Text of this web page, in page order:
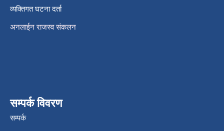
व्यक्तिगत घटना दर्ता
अनलाईन राजस्व संकलन
सम्पर्क विवरण
सम्पर्क